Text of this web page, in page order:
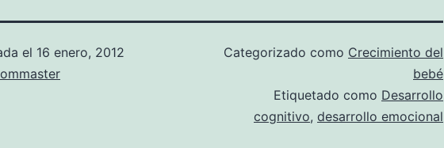
el 16 enero, 2012
Categorizado como Crecimiento del
bebé
Etiquetado como Desarrollo
cognitivo, desarrollo emocional